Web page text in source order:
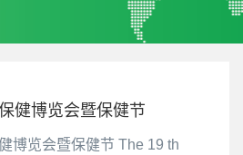
健博览会暨保健节
博览会暨保健节 The 19 th